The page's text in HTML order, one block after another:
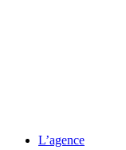
L’agence